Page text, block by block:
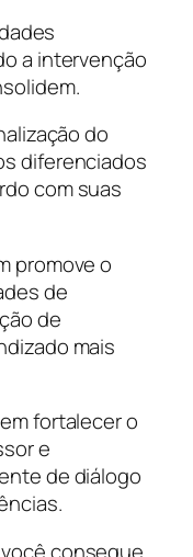
a intervenção
do
diferenciados
com suas
promove o
de
de
mais
fortalecer o
e
de diálogo
consegue